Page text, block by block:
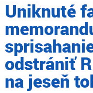
Uniknuté
odstrániť
na jeseň